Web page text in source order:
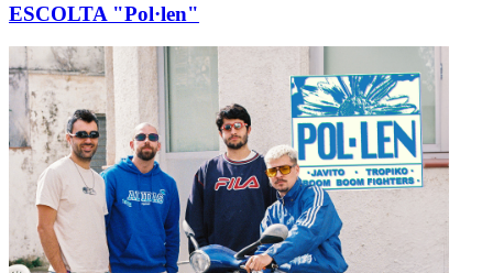
ESCOLTA "Pol·len"